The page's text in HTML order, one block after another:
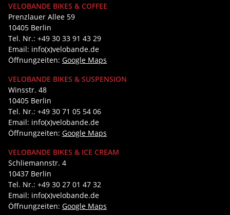
VELOBANDE BIKES & COFFEE
Prenzlauer Allee 59
10405 Berlin
Tel. Nr.: +49 30 33 91 43 29
Email: info(x)velobande.de
Öffnungzeiten: Google Maps
VELOBANDE BIKES & SUSPENSION
Winsstr. 48
10405 Berlin
Tel. Nr.: +49 30 71 05 54 06
Email: info(x)velobande.de
Öffnungzeiten: Google Maps
VELOBANDE BIKES & ICE CREAM
Schliemannstr. 4
10437 Berlin
Tel. Nr.: +49 30 27 01 47 32
Email: info(x)velobande.de
Öffnungzeiten: Google Maps